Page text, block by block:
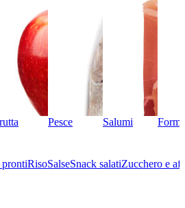
Pesce Salumi
RisoSalseSnack salatiZucchero e